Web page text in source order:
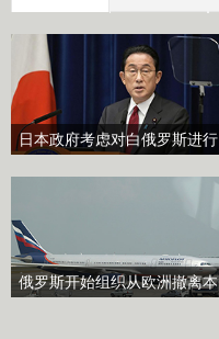
日本政府考虑对白俄罗斯进行
俄罗斯开始组织从欧洲撤离本